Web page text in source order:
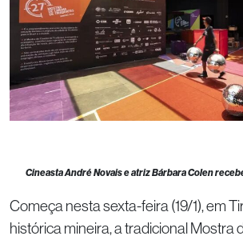
Cineasta André Novais e atriz Bárbara Colen
Começa nesta sexta-feira (19/1), em
histórica mineira, a tradicional Mostra